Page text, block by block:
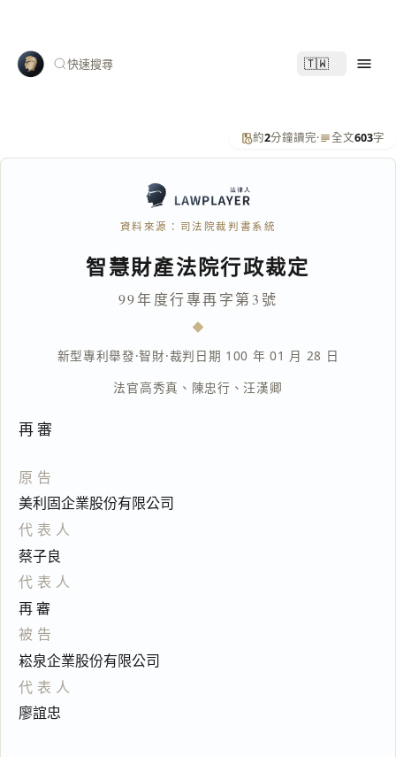
快速搜尋 🇹🇼
約2分鐘讀完· 全文603字
資料來源：司法院裁判書系統
智慧財產法院行政裁定
99年度行專再字第3號
新型專利舉發·智財·裁判日期 100 年 01 月 28 日
法官高秀真 、 陳忠行 、汪漢卿
再 審
原告
美利固企業股份有限公司
代表人
蔡子良
代表人
再 審
被告
崧泉企業股份有限公司
代表人
廖誼忠